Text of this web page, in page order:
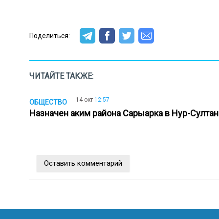
Поделиться:
ЧИТАЙТЕ ТАКЖЕ:
ОБЩЕСТВО 14 окт 12:57
Назначен аким района Сарыарка в Нур-
Оставить комментарий